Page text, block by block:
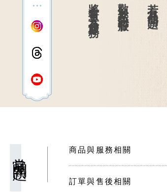
若有其他問題
歡迎您私訊客服
將會有專人為您服務
商品與服務相關
訂單與售後相關